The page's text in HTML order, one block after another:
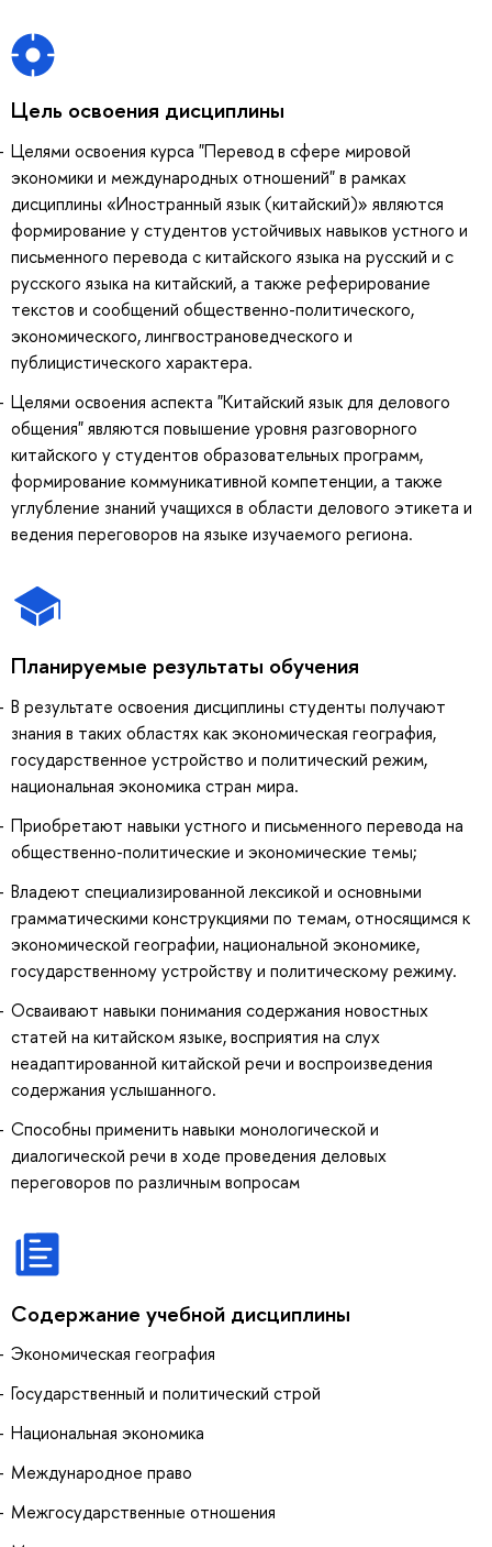
Цель освоения дисциплины
Целями освоения курса "Перевод в сфере мировой
экономики и международных отношений" в рамках
дисциплины «Иностранный язык (китайский)» являются
формирование у студентов устойчивых навыков устного и
письменного перевода с китайского языка на русский и с
русского языка на китайский, а также реферирование
текстов и сообщений общественно-политического,
экономического, лингвострановедческого и
публицистического характера.
Целями освоения аспекта "Китайский язык для делового
общения" являются повышение уровня разговорного
китайского у студентов образовательных программ,
формирование коммуникативной компетенции, а также
углубление знаний учащихся в области делового этикета и
ведения переговоров на языке изучаемого региона.
Планируемые результаты обучения
В результате освоения дисциплины студенты получают
знания в таких областях как экономическая география,
государственное устройство и политический режим,
национальная экономика стран мира.
Приобретают навыки устного и письменного перевода на
общественно-политические и экономические темы;
Владеют специализированной лексикой и основными
грамматическими конструкциями по темам, относящимся к
экономической географии, национальной экономике,
государственному устройству и политическому режиму.
Осваивают навыки понимания содержания новостных
статей на китайском языке, восприятия на слух
неадаптированной китайской речи и воспроизведения
содержания услышанного.
Способны применить навыки монологической и
диалогической речи в ходе проведения деловых
переговоров по различным вопросам
Содержание учебной дисциплины
Экономическая география
Гоcударственный и политический строй
Нaциональная экономика
Международное право
Межгoсударственные отношения